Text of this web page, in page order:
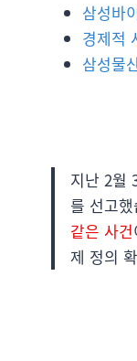
삼성바
경제적
삼성물
지난 2월
를 선고
같은 사건
제 정의